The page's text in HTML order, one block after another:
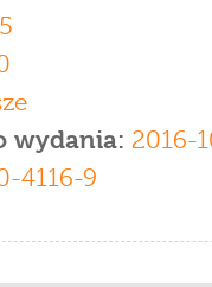
wydania: 2016-
4116-9